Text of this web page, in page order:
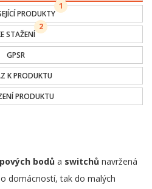
PRODUKTY
1
STAŽENÍ
2
GPSR
K PRODUKTU
PRODUKTU
bodů a switchů navržená
domácností, tak do malých